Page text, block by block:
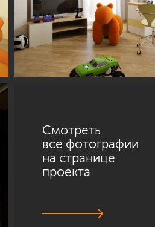
Смотреть
все фотографии
на странице
проекта